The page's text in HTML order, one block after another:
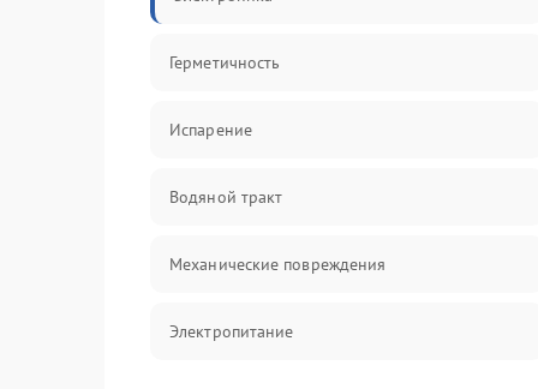
Герметичность
Испарение
Водяной тракт
Механические повреждения
Электропитание